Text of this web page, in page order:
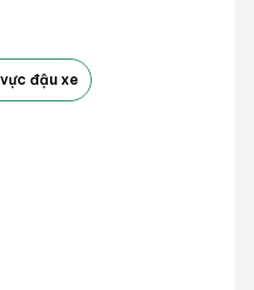
đậu xe